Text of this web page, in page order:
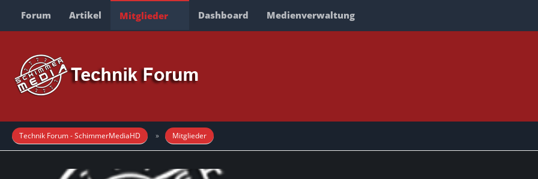
Forum Artikel Mitglieder Dashboard Medienverwaltung
Technik Forum - SchimmerMediaHD Mitglieder